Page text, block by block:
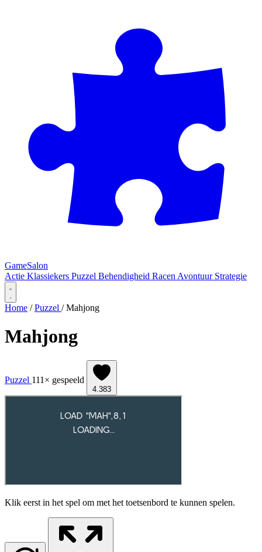
GameSalon
Actie Klassiekers Puzzel Behendigheid Racen Avontuur Strategie
Home / Puzzel / Mahjong
Mahjong
Puzzel 111× gespeeld
4.383
Klik eerst in het spel om met het toetsenbord te kunnen spelen.